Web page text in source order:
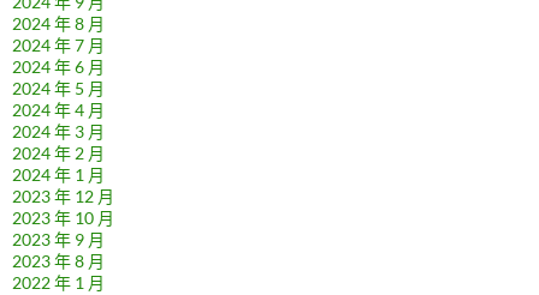
2024 年 8 月
2024 年 7 月
2024 年 6 月
2024 年 5 月
2024 年 4 月
2024 年 3 月
2024 年 2 月
2024 年 1 月
2023 年 12 月
2023 年 10 月
2023 年 9 月
2023 年 8 月
2022 年 1 月